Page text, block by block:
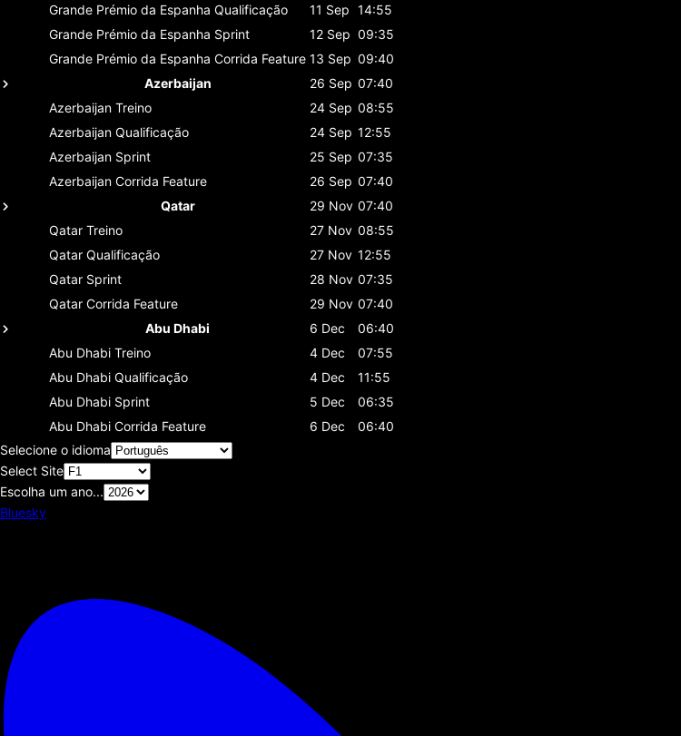
Grande Prémio da Espanha Qualificação 11 Sep 14:55
Grande Prémio da Espanha Sprint 12 Sep 09:35
Grande Prémio da Espanha Corrida Feature 13 Sep 09:40
Azerbaijan
26 Sep 07:40
Azerbaijan Treino 24 Sep 08:55
Azerbaijan Qualificação 24 Sep 12:55
Azerbaijan Sprint 25 Sep 07:35
Azerbaijan Corrida Feature 26 Sep 07:40
Qatar
29 Nov 07:40
Qatar Treino 27 Nov 08:55
Qatar Qualificação 27 Nov 12:55
Qatar Sprint 28 Nov 07:35
Qatar Corrida Feature 29 Nov 07:40
Abu Dhabi
6 Dec
06:40
Abu Dhabi Treino 4 Dec
07:55
Abu Dhabi Qualificação 4 Dec
11:55
Abu Dhabi Sprint 5 Dec
06:35
Abu Dhabi Corrida Feature 6 Dec
06:40
Selecione o idioma
Select Site
Escolha um ano...
Bluesky